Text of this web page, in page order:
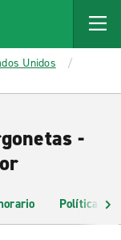
Unidos
-
Políticas